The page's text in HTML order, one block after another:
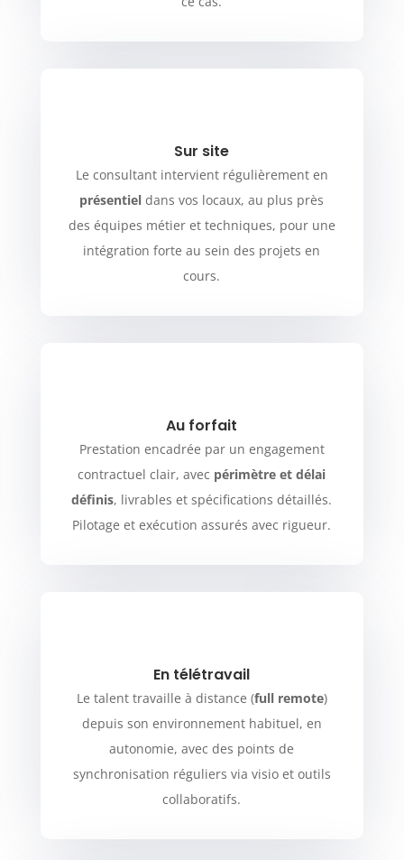
Sur site
Le consultant intervient régulièrement en
présentiel dans vos locaux, au plus près
des équipes métier et techniques, pour une
intégration forte au sein des projets en
cours.
Au forfait
Prestation encadrée par un engagement
contractuel clair, avec périmètre et délai
définis, livrables et spécifications détaillés.
Pilotage et exécution assurés avec rigueur.
En télétravail
Le talent travaille à distance (full remote)
depuis son environnement habituel, en
autonomie, avec des points de
synchronisation réguliers via visio et outils
collaboratifs.